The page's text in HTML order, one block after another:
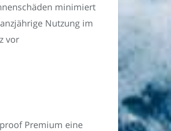
minimiert
Nutzung im
vor
Premium eine